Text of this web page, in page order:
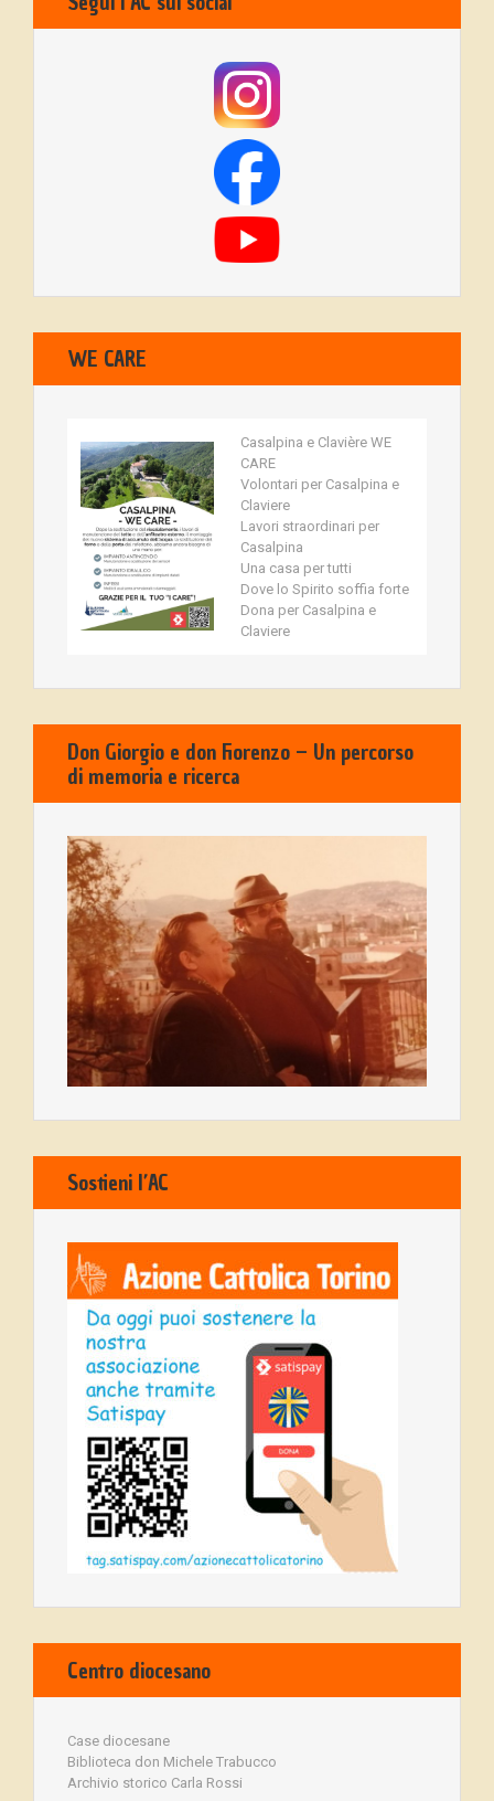
WE CARE
Casalpina e Clavière WE
CARE
Volontari per Casalpina e
Claviere
Lavori straordinari per
Casalpina
Una casa per tutti
Dove lo Spirito soffia forte
Dona per Casalpina e
Claviere
Don Giorgio e don Fiorenzo – Un percorso
di memoria e ricerca
Sostieni l’AC
Centro diocesano
Case diocesane
Biblioteca don Michele Trabucco
Archivio storico Carla Rossi